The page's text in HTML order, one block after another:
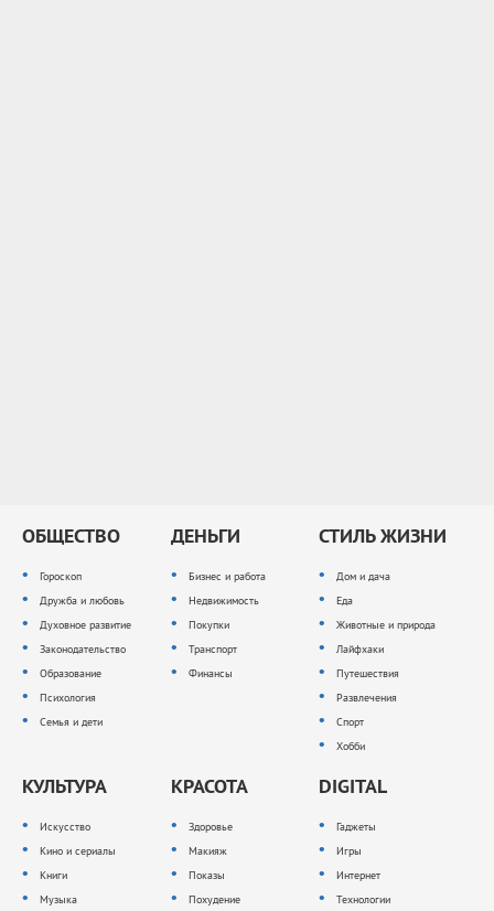
ОБЩЕСТВО
Гороскоп
Дружба и любовь
Духовное развитие
Законодательство
Образование
Психология
Семья и дети
ДЕНЬГИ
Бизнес и работа
Недвижимость
Покупки
Транспорт
Финансы
СТИЛЬ ЖИЗНИ
Дом и дача
Еда
Животные и природа
Лайфхаки
Путешествия
Развлечения
Спорт
Хобби
КУЛЬТУРА
Искусство
Кино и сериалы
Книги
Музыка
КРАСОТА
Здоровье
Макияж
Показы
Похудение
DIGITAL
Гаджеты
Игры
Интернет
Технологии